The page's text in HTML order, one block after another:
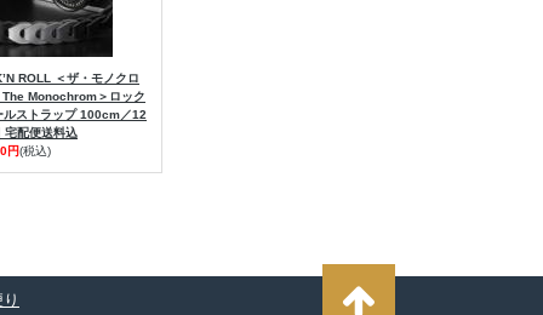
ROLL ＜ザ・モノクロ
The Monochrom＞ロック
ルストラップ 100cm／12
宅配便送料込
円(税込)